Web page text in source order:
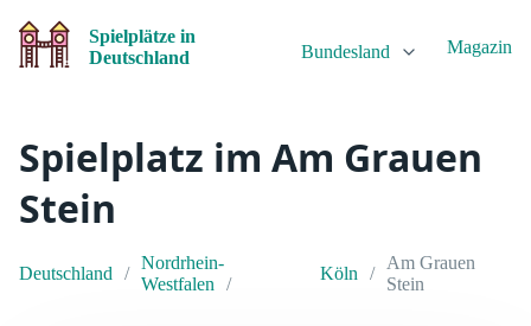
Spielplätze in
Deutschland
Bundesland Magazin
Spielplatz im Am Grauen
Stein
Deutschland
Nordrhein-
Westfalen
Köln
Am Grauen
Stein